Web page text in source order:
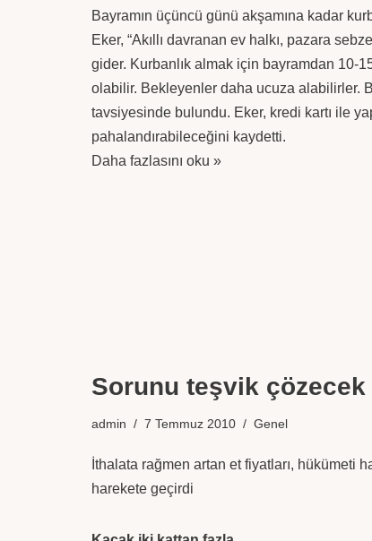
Bayramın üçüncü günü akşamına kadar
Eker, “Akıllı davranan ev halkı, pazara
gider. Kurbanlık almak için bayramdan 10-
olabilir. Bekleyenler daha ucuza alabilirler.
tavsiyesinde bulundu. Eker, kredi kartı ile
pahalandırabileceğini kaydetti.
Daha fazlasını oku »
Sorunu teşvik çözecek
admin 7 Temmuz 2010 Genel
İthalata rağmen artan et fiyatları, hükümeti
harekete geçirdi